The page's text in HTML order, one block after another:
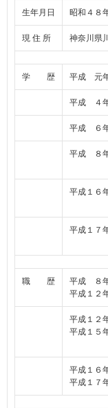
生年月日 昭和４８
現 住 所 神奈川県
学 歴 平成 元
平成 ４
平成 ６
平成 ８
平成１６
平成１７
職 歴
平成 ８
平成１２
平成１２
平成１５
平成１６
平成１７